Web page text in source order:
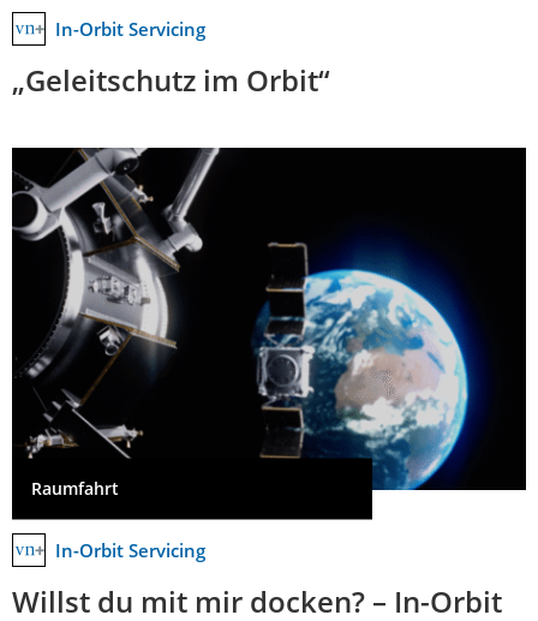
In-Orbit Servicing
„Geleitschutz im Orbit“
Raumfahrt
In-Orbit Servicing
Willst du mit mir docken? – In-Orbit